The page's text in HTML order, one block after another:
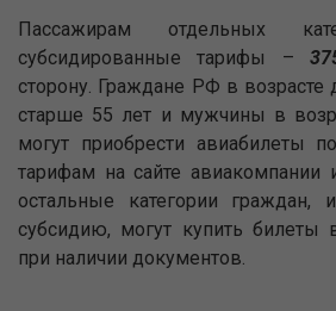
Пассажирам отдельных
субсидированные тарифы –
сторону. Граждане РФ в
старше 55 лет и мужчины в
могут приобрести авиабилеты
тарифам на сайте авиакомпании
остальные категории
субсидию, могут купить билеты
при наличии документов.